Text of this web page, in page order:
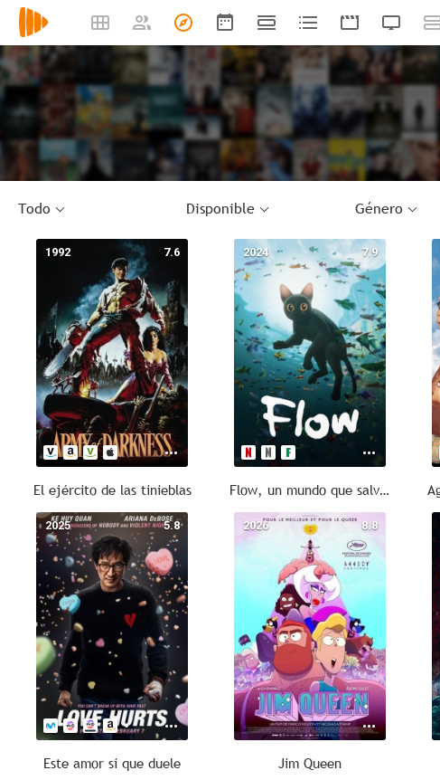
Todo Disponible Género
7.6
1992
El ejército de las tinieblas
7.9
2024
Flow, un mundo que salvar
5.8
2025
Este amor sí que duele
8.8
2026
Jim Queen